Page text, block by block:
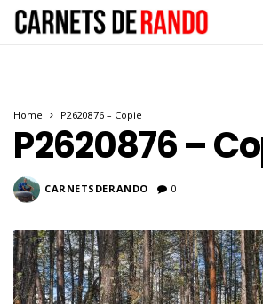
Home P2620876 – Copie
P2620876 –
CARNETSDERANDO 0